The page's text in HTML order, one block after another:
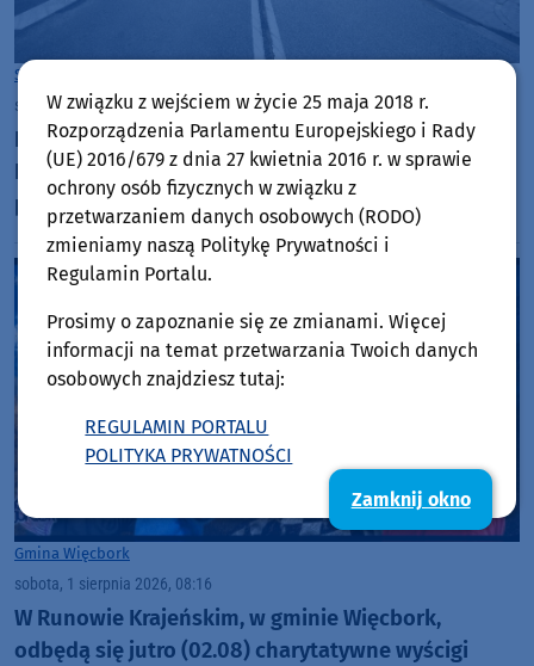
Sępólno Krajeńskie
sobota, 1 sierpnia 2026, 08:31
Będzie nowe przejście dla pieszych na ulicy
Kościuszki w Sępólnie Krajeńskim. Trwają prace
projektowe
Gmina Więcbork
sobota, 1 sierpnia 2026, 08:16
W Runowie Krajeńskim, w gminie Więcbork,
odbędą się jutro (02.08) charytatywne wyścigi
W związku z wejściem w życie 25 maja 2018 r.
Rozporządzenia Parlamentu Europejskiego i Rady
(UE) 2016/679 z dnia 27 kwietnia 2016 r. w sprawie
ochrony osób fizycznych w związku z
przetwarzaniem danych osobowych (RODO)
zmieniamy naszą Politykę Prywatności i
Regulamin Portalu.
Prosimy o zapoznanie się ze zmianami. Więcej
informacji na temat przetwarzania Twoich danych
osobowych znajdziesz tutaj:
REGULAMIN PORTALU
POLITYKA PRYWATNOŚCI
Zamknij okno